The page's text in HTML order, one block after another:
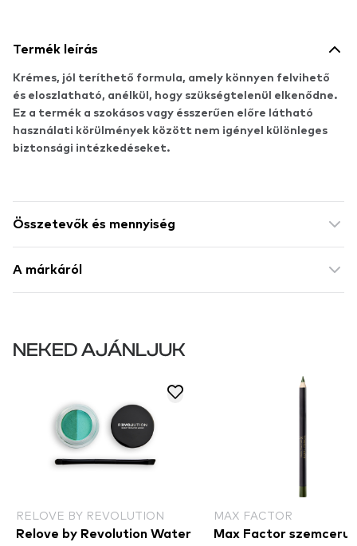
Termék leírás
Krémes, jól teríthető formula, amely könnyen felvihető
és eloszlatható, anélkül, hogy szükségtelenül elkenődne.
Ez a termék a szokásos vagy ésszerűen előre látható
használati körülmények között nem igényel különleges
biztonsági intézkedéseket.
Összetevők és mennyiség
A márkáról
NEKED AJÁNLJUK
RELOVE BY REVOLUTION
Relove by Revolution Water
MAX FACTOR
Max Factor